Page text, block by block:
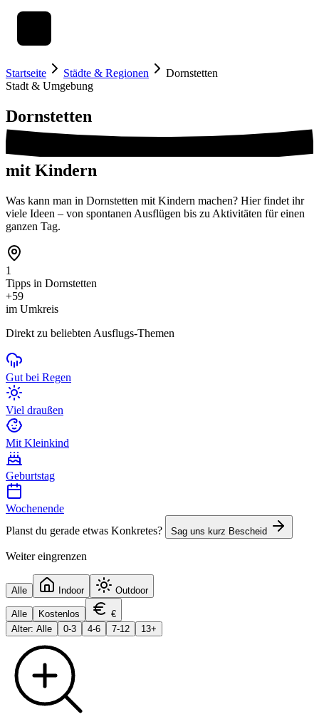
Startseite Städte & Regionen
Dornstetten
Stadt & Umgebung
Dornstetten
mit Kindern
Was kann man in Dornstetten mit Kindern machen? Hier findet ihr
viele Ideen – von spontanen Ausflügen bis zu Aktivitäten für einen
ganzen Tag.
1
Tipps in Dornstetten
+59
im Umkreis
Direkt zu beliebten Ausflugs-Themen
Gut bei Regen
Viel draußen
Mit Kleinkind
Geburtstag
Wochenende
Planst du gerade etwas Konkretes?
Sag uns kurz Bescheid
Weiter eingrenzen
Alle Indoor Outdoor
Alle Kostenlos
€
Alter: Alle
0-3 4-6 7-12 13+